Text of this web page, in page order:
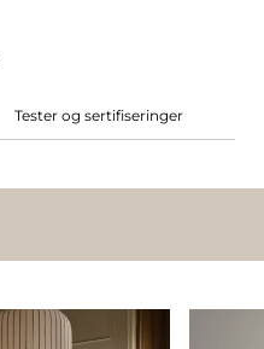
Tester og sertifiseringer